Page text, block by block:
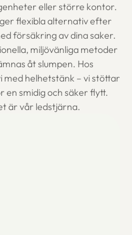
eller större kontor.
flexibla alternativ efter
försäkring av dina saker.
miljövänliga metoder
åt slumpen. Hos
helhetstänk – vi stöttar
en smidig och säker flytt.
är vår ledstjärna.